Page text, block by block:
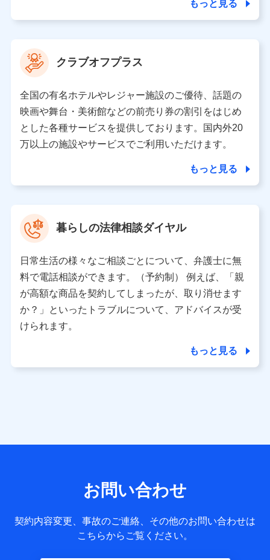
当社は利用目的の達成に必要な範囲内において個人情報
の取り扱いの全部または一部を委託する場合がありま
す。
個人データの共同利用
当社は株式会社NTTドコモとの間で、以下のとおり個
人データを共同利用します。
氏名、電話番号、メールアドレス、お客さまの識別子、属
性、連絡先、dポイントサービスのご利用に関する情報。例
として、dポイントカード番号、性別、年齢、家族構成、住
所、dポイント残高、dポイント利用履歴などが含まれます。
利用情報
当社又は株式会社NTTドコモが提供する各種サービスなどの
ご契約・ご利用などに関する情報。例として、当社又は株式
会社NTTドコモが提供する各種サービスのご契約状態・ご利
用履歴インターネット利用時の行動に関する情報、アプリケ
ーション利用時の行動に関する情報、購入されたサービスや
当社又は株式会社NTTドコモが提供する保険関連サービスに
送信履歴などの情報）が含まれます。
約に関する情報。例として、保険契約者及び被保険者の氏
名、住所、生年月日、性別、保険契約者と被保険者の関係、
保険加入の目的、保険商品の内容、保険料、保険料のお支払
もっと見る
クラブオフプラス
全国の有名ホテルやレジャー施設のご優待、話題の
映画や舞台・美術館などの前売り券の割引をはじめ
とした各種サービスを提供しております。国内外20
万以上の施設やサービスでご利用いただけます。
もっと見る
暮らしの法律相談ダイヤル
日常生活の様々なご相談ごとについて、弁護士に無
料で電話相談ができます。（予約制） 例えば、「親
が高額な商品を契約してしまったが、取り消せます
か？」といったトラブルについて、アドバイスが受
けられます。
もっと見る
お問い合わせ
契約内容変更、事故のご連絡、その他のお問い合わせは
こちらからご覧ください。